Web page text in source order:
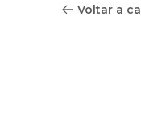
Voltar a